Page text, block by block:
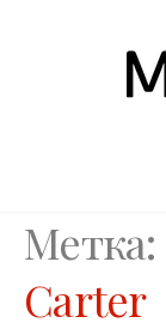
Метка:
Carter